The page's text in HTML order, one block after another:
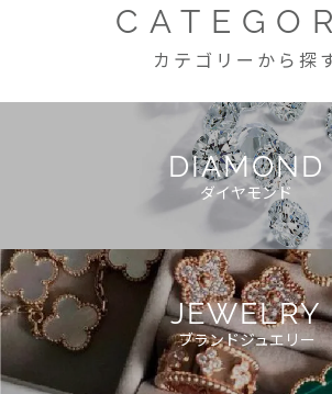
カテゴリーから探
DIAMOND
ダイヤモンド
JEWELRY
ブランドジュエリー